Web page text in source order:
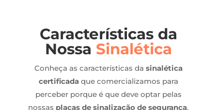
Características da
Nossa Sinalética
Conheça as características da sinalética
certificadaque comercializamos para
perceber porque é que deve optar pelas
nossas placas de sinalização de segurança.